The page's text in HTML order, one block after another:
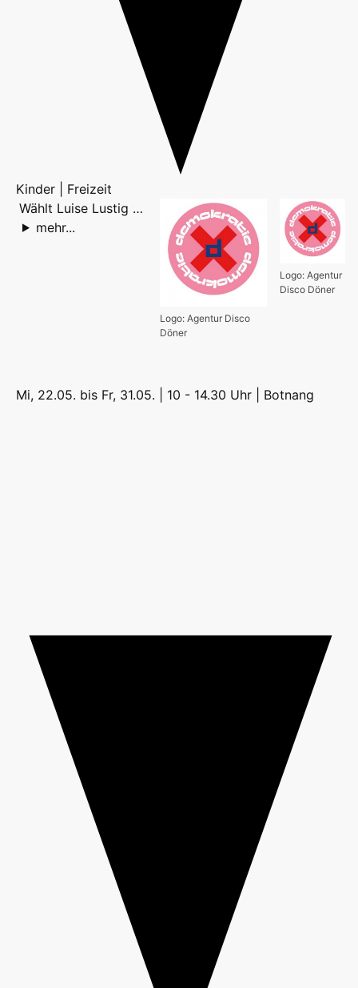
Kinder | Freizeit
Logo: Agentur
Disco Döner
Logo: Agentur Disco
Döner
Wählt Luise Lustig …
mehr...
Mi, 22.05. bis Fr, 31.05. | 10 - 14.30 Uhr | Botnang